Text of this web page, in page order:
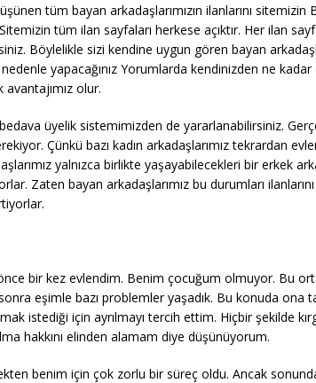
tüm bayan arkadaşlarımızın ilanlarını sitemizin
tüm ilan sayfaları herkese açıktır. Her ilan
Böylelikle sizi kendine uygun gören bayan
yapacağınız Yorumlarda kendinizden ne kadar
olur.
üyelik sistemimizden de yararlanabilirsiniz.
Çünkü bazı kadın arkadaşlarımız tekrardan
yalnızca birlikte yaşayabilecekleri bir erkek
Zaten bayan arkadaşlarımız bu durumları
bir kez evlendim. Benim çocuğum olmuyor. Bu
eşimle bazı problemler yaşadık. Bu konuda ona
istediği için ayrılmayı tercih ettim. Hiçbir şekilde
hakkını elinden alamam diye düşünüyorum.
benim için çok zorlu bir süreç oldu. Ancak